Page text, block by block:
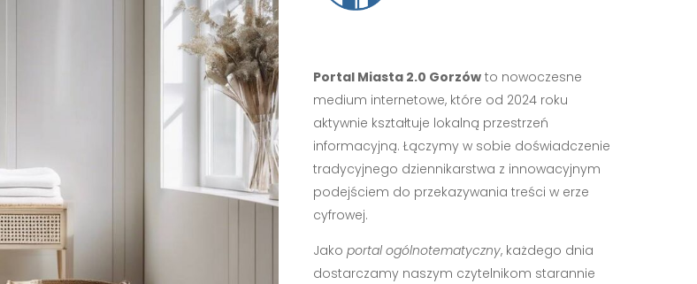
Portal Miasta 2.0 Gorzówto nowoczesne
medium internetowe, które od 2024 roku
aktywnie kształtuje lokalną przestrzeń
informacyjną. Łączymy w sobie doświadczenie
tradycyjnego dziennikarstwa z innowacyjnym
podejściem do przekazywania treści w erze
cyfrowej.
Jako portal ogólnotematyczny, każdego dnia
dostarczamy naszym czytelnikom starannie